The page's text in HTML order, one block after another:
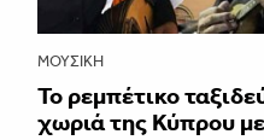
ΜΟΥΣΙΚΉ
Το ρεμπέτικο
χωριά της Κύπρου